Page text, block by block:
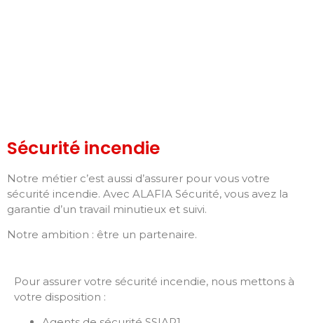
Sécurité incendie
Notre métier c’est aussi d’assurer pour vous votre
sécurité incendie. Avec ALAFIA Sécurité, vous avez la
garantie d’un travail minutieux et suivi.
Notre ambition : être un partenaire.
Pour assurer votre sécurité incendie, nous mettons à
votre disposition :